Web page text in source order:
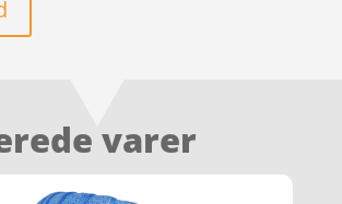
varer